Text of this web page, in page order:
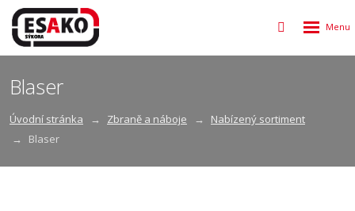
Vyhledávání
Rozbalení
Blaser
Úvodní stránka Zbraně a náboje
Nabízený sortiment
Blaser